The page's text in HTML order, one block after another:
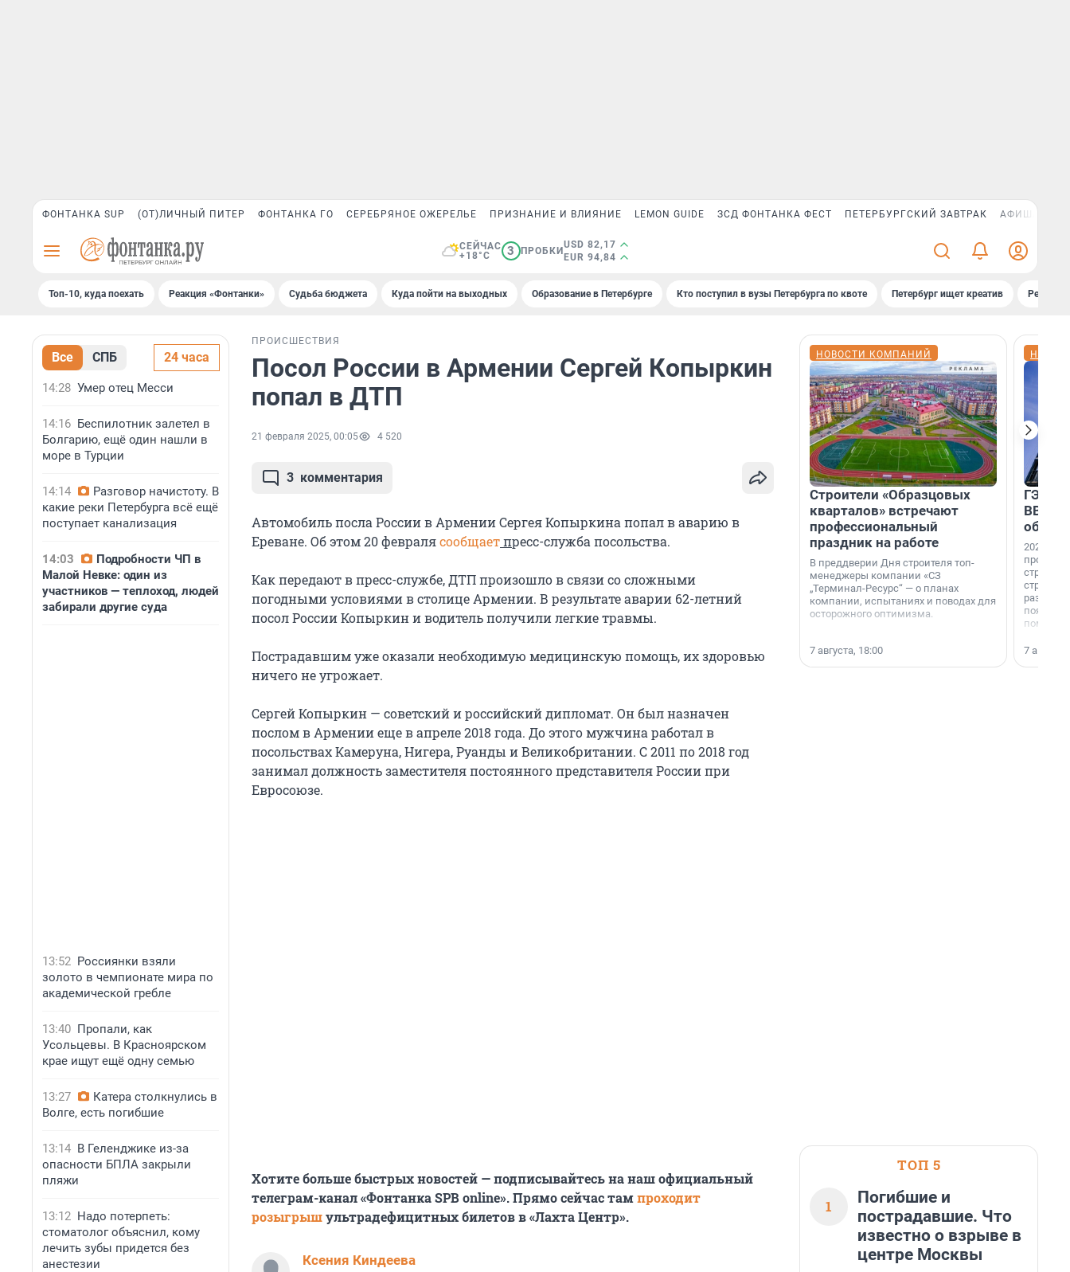
ФОНТАНКА SUP (ОТ)ЛИЧНЫЙ ПИТЕР ФОНТАНКА ГО СЕРЕБРЯНОЕ ОЖЕРЕЛЬЕ ПРИЗНАНИЕ И ВЛИЯНИЕ LEMON GUIDE ЗСД ФОНТАНКА ФЕСТ ПЕТЕРБУРГСКИЙ ЗАВТРАК АФИША PLUS
СЕЙЧАС
+18°C
3 ПРОБКИ
USD 82,17
EUR 94,84
Топ-10, куда поехать Реакция «Фонтанки» Судьба бюджета Куда пойти на выходных Образование в Петербурге Кто поступил в вузы Петербурга по квоте Петербург ищет креатив
Все СПБ 24 часа
14:28 Умер отец Месси
14:16 Беспилотник залетел в
Болгарию, ещё один нашли в
море в Турции
14:14
Разговор начистоту. В
какие реки Петербурга всё ещё
поступает канализация
14:03
Подробности ЧП в
Малой Невке: один из
участников — теплоход, людей
забирали другие суда
13:52 Россиянки взяли
золото в чемпионате мира по
академической гребле
13:40 Пропали, как
Усольцевы. В Красноярском
крае ищут ещё одну семью
13:27
Катера столкнулись в
Волге, есть погибшие
13:14 В Геленджике из-за
опасности БПЛА закрыли
пляжи
13:12 Надо потерпеть:
стоматолог объяснил, кому
лечить зубы придется без
анестезии
ПРОИСШЕСТВИЯ
Посол России в Армении Сергей Копыркин
попал в ДТП
21 февраля 2025, 00:05 4 520
3 комментария
Автомобиль посла России в Армении Сергея Копыркина попал в аварию в
Ереване. Об этом 20 февралясообщаетпресс-служба посольства.
Как передают в пресс-службе, ДТП произошло в связи со сложными
погодными условиями в столице Армении. В результате аварии 62-летний
посол России Копыркин и водитель получили легкие травмы.
Пострадавшим уже оказали необходимую медицинскую помощь, их здоровью
ничего не угрожает.
Сергей Копыркин — советский и российский дипломат. Он был назначен
послом в Армении еще в апреле 2018 года. До этого мужчина работал в
посольствах Камеруна, Нигера, Руанды и Великобритании. С 2011 по 2018 год
занимал должность заместителя постоянного представителя России при
Евросоюзе.
Хотите больше быстрых новостей — подписывайтесь на наш официальный
телеграм-канал «Фонтанка SPB online». Прямо сейчас тампроходит
розыгрышультрадефицитных билетов в «Лахта Центр».
Ксения Киндеева
НОВОСТИ КОМПАНИЙ
Строители «Образцовых
кварталов» встречают
профессиональный
праздник на работе
В преддверии Дня строителя топ-
менеджеры компании «СЗ
„Терминал-Ресурс“ — о планах
компании, испытаниях и поводах для
осторожного оптимизма.
7 августа, 18:00
ГЭС,
ВВП: в
об
2026-й —
раз. В
7
ТОП 5
1
Погибшие и
пострадавшие. Что
известно о взрыве в
центре Москвы